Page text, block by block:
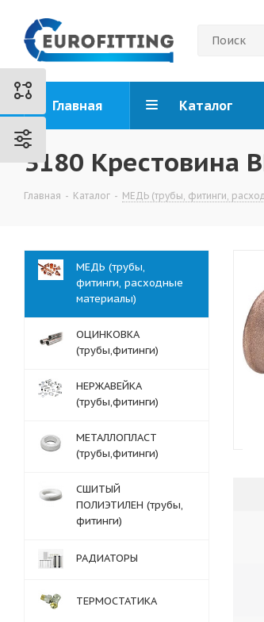
Главная Каталог
3180 Крестовина
Главная - Каталог - МЕДЬ (трубы, фитинги,
МЕДЬ (трубы,
фитинги, расходные
материалы)
ОЦИНКОВКА
(трубы,фитинги)
НЕРЖАВЕЙКА
(трубы,фитинги)
МЕТАЛЛОПЛАСТ
(трубы,фитинги)
СШИТЫЙ
ПОЛИЭТИЛЕН (трубы,
фитинги)
РАДИАТОРЫ
ТЕРМОСТАТИКА